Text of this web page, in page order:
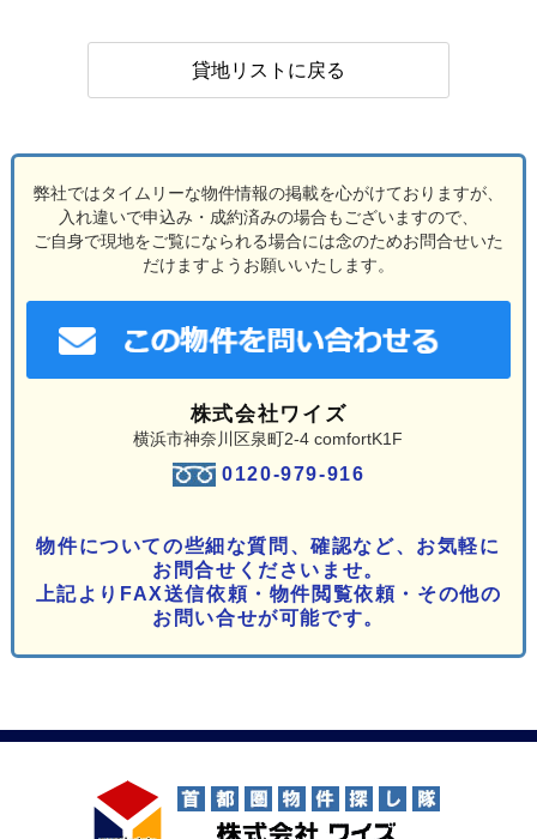
貸地リストに戻る
弊社ではタイムリーな物件情報の掲載を心がけておりますが、
入れ違いで申込み・成約済みの場合もございますので、
ご自身で現地をご覧になられる場合には念のためお問合せいた
だけますようお願いいたします。
株式会社ワイズ
横浜市神奈川区泉町2-4 comfortK1F
0120-979-916
物件についての些細な質問、確認など、お気軽に
お問合せくださいませ。
上記よりFAX送信依頼・物件閲覧依頼・その他の
お問い合せが可能です。